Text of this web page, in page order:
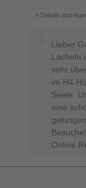
Details
Lieber
Lächeln
sehr
im H4
Seele.
eine
Online